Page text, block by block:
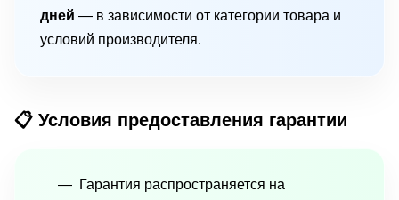
дней — в зависимости от категории товара и
условий производителя.
📋 Условия предоставления гарантии
Гарантия распространяется на